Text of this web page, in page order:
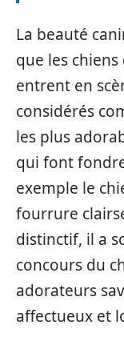
La beauté
que les
entrent en
considérés
les plus
qui font
exemple le
fourrure
distinctif, il a
concours du
adorateurs
affectueux et